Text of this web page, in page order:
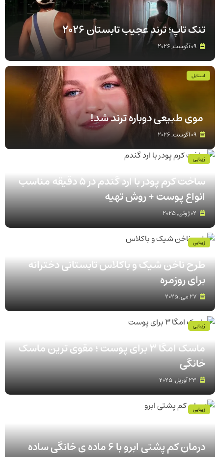
تنک‌ تاپ؛ ترند عجیب تابستان 2026
موی طبیعی دوباره ترند شد!
استایل
ساخت کرم پودر با ارد گندم در ۵ دقیقه مناسب
انواع پوست‌ + روش تهیه
02 ژوئن, 2025
زیبایی
طرح ناخن شیک و باکلاس تابستانی دخترانه
برای روزمره
27 می, 2025
زیبایی
ماسک امگا 3 برای پوست ؛ مقوی ترین ماسک
خانگی
23 آوریل, 2025
زیبایی
درمان کم پشتی ابرو با 6 ماده ی خانگی ساده
زیبایی